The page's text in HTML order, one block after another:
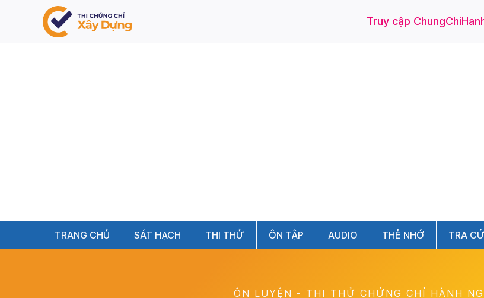
Truy cập
TRANG CHỦ SÁT HẠCH THI THỬ ÔN TẬP AUDIO THẺ NHỚ TRA
ÔN LUYỆN - THI THỬ CHỨNG CHỈ HÀNH